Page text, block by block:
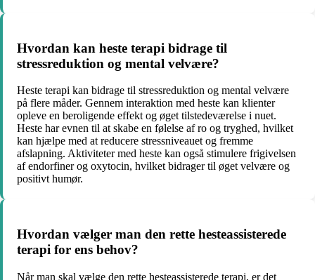
Hvordan kan heste terapi bidrage til
stressreduktion og mental velvære?
Heste terapi kan bidrage til stressreduktion og mental velvære
på flere måder. Gennem interaktion med heste kan klienter
opleve en beroligende effekt og øget tilstedeværelse i nuet.
Heste har evnen til at skabe en følelse af ro og tryghed, hvilket
kan hjælpe med at reducere stressniveauet og fremme
afslapning. Aktiviteter med heste kan også stimulere frigivelsen
af endorfiner og oxytocin, hvilket bidrager til øget velvære og
positivt humør.
Hvordan vælger man den rette hesteassisterede
terapi for ens behov?
Når man skal vælge den rette hesteassisterede terapi, er det